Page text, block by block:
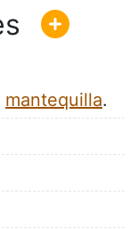
mantequilla.